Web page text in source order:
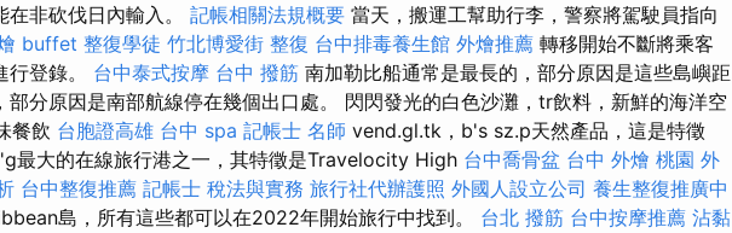
非砍伐日內輸入。 記帳相關法規概要 當天，搬運工幫助行李，警察將駕駛員指向
buffet 整復學徒 竹北博愛街 整復 台中排毒養生館 外燴推薦 轉移開始不斷將乘客
登錄。 台中泰式按摩 台中 撥筋 南加勒比船通常是最長的，部分原因是這些島嶼距
部分原因是南部航線停在幾個出口處。 閃閃發光的白色沙灘，tr飲料，新鮮的海洋空
餐飲 台胞證高雄 台中 spa 記帳士 名師 vend.gl.tk，b's sz.p天然產品，這是特徵
最大的在線旅行港之一，其特徵是Travelocity High 台中喬骨盆 台中 外燴 桃園 外
台中整復推薦 記帳士 稅法與實務 旅行社代辦護照 外國人設立公司 養生整復推廣中
島，所有這些都可以在2022年開始旅行中找到。 台北 撥筋 台中按摩推薦 沾黏